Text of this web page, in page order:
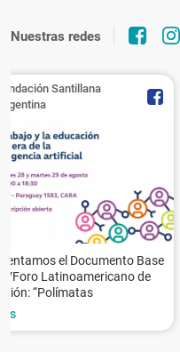
Nuestras redes
Santillana
el Documento Base
Latinoamericano de
“Polímatas